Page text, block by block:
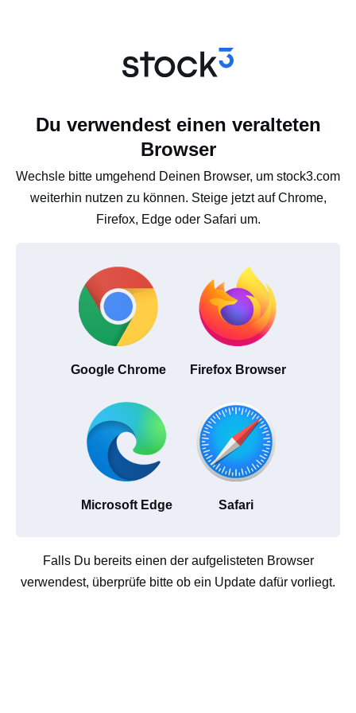
Du verwendest einen veralteten
Browser
Wechsle bitte umgehend Deinen Browser, um stock3.com
weiterhin nutzen zu können. Steige jetzt auf Chrome,
Firefox, Edge oder Safari um.
Google Chrome Firefox Browser
Microsoft Edge Safari
Falls Du bereits einen der aufgelisteten Browser
verwendest, überprüfe bitte ob ein Update dafür vorliegt.